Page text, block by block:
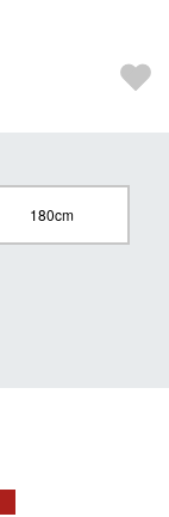
180cm